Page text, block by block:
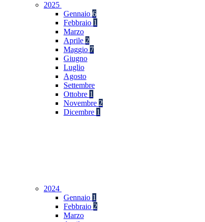
2025
Gennaio 6
Febbraio 1
Marzo
Aprile 2
Maggio 7
Giugno
Luglio
Agosto
Settembre
Ottobre 1
Novembre 2
Dicembre 1
2024
Gennaio 1
Febbraio 2
Marzo